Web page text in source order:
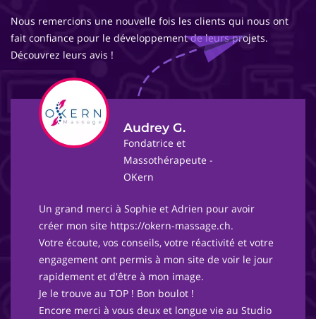
Nous remercions une nouvelle fois les clients qui nous ont
fait confiance pour le développement de leurs projets.
Découvrez leurs avis !
Audrey G.
Fondatrice et
Massothérapeute -
OKern
Un grand merci à Sophie et Adrien pour avoir
créer mon site https://okern-massage.ch.
Votre écoute, vos conseils, votre réactivité et votre
engagement ont permis à mon site de voir le jour
rapidement et d'être à mon image.
Je le trouve au TOP ! Bon boulot !
Encore merci à vous deux et longue vie au Studio